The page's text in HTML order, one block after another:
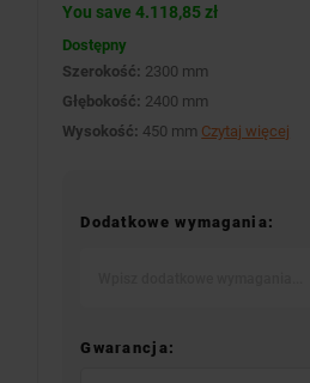
You save 4.118,85 zł
Dostępny
Szerokość: 2300 mm
Głębokość: 2400 mm
Wysokość: 450 mm Czytaj więcej
Dodatkowe wymagania:
Gwarancja: